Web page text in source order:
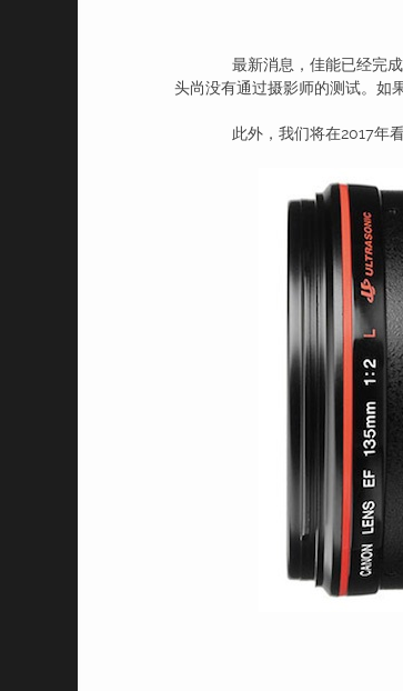
最新消息，佳能已经完成
头尚没有通过摄影师的测试。如
此外，我们将在2017年看